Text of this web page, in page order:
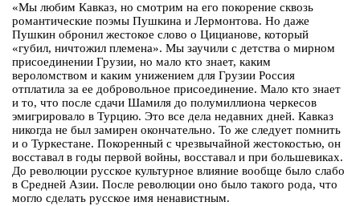
«Мы любим Кавказ, но смотрим на его покорение сквозь
романтические поэмы Пушкина и Лермонтова. Но даже
Пушкин обронил жестокое слово о Цицианове, который
«губил, ничтожил племена». Мы заучили с детства о мирном
присоединении Грузии, но мало кто знает, каким
вероломством и каким унижением для Грузии Россия
отплатила за ее добровольное присоединение. Мало кто знает
и то, что после сдачи Шамиля до полумиллиона черкесов
эмигрировало в Турцию. Это все дела недавних дней. Кавказ
никогда не был замирен окончательно. То же следует помнить
и о Туркестане. Покоренный с чрезвычайной жестокостью, он
восставал в годы первой войны, восставал и при большевиках.
До революции русское культурное влияние вообще было слабо
в Средней Азии. После революции оно было такого рода, что
могло сделать русское имя ненавистным.